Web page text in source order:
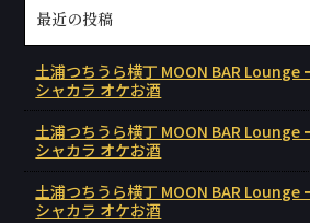
最近の投稿
土浦つちうら横丁 MOON BAR Lounge
シャカラ オケお酒
土浦つちうら横丁 MOON BAR Lounge
シャカラ オケお酒
土浦つちうら横丁 MOON BAR Lounge
シャカラ オケお酒